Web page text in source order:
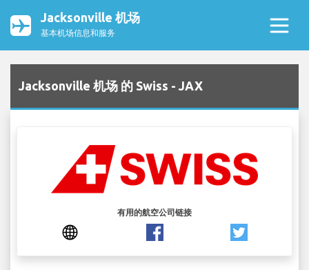
Jacksonville 机场
基本机场信息和服务
Jacksonville 机场 的 Swiss - JAX
有用的航空公司链接